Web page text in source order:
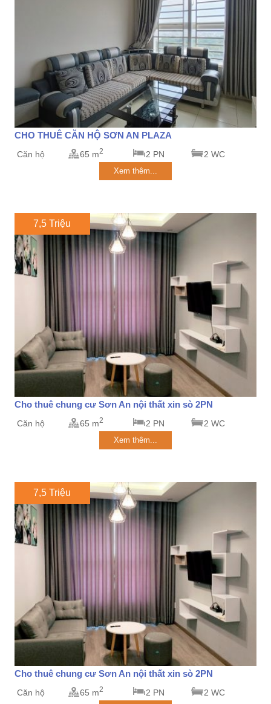
CHO THUÊ CĂN HỘ SƠN AN PLAZA
Căn hộ 65 m2 2 PN 2 WC
Xem thêm...
7,5 Triệu
Cho thuê chung cư Sơn An nội thất xin sò 2PN
Căn hộ 65 m2 2 PN 2 WC
Xem thêm...
7,5 Triệu
Cho thuê chung cư Sơn An nội thất xin sò 2PN
Căn hộ 65 m2 2 PN 2 WC